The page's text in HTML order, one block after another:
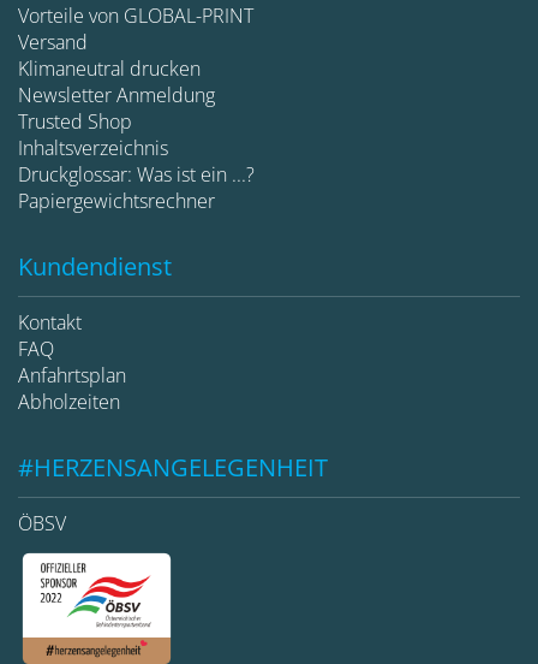
Vorteile von GLOBAL-PRINT
Versand
Klimaneutral drucken
Newsletter Anmeldung
Trusted Shop
Inhaltsverzeichnis
Druckglossar: Was ist ein ...?
Papiergewichtsrechner
Kundendienst
Kontakt
FAQ
Anfahrtsplan
Abholzeiten
#HERZENSANGELEGENHEIT
ÖBSV